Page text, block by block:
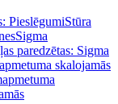
PieslēgumiStūra
Sigma
paredzētas: Sigma
skalojamās